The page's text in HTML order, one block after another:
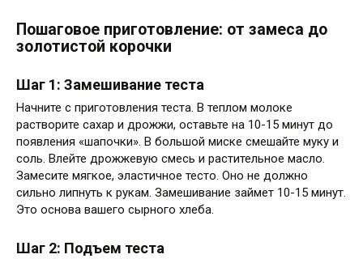
Пошаговое приготовление: от замеса до
золотистой корочки
Шаг 1: Замешивание теста
Начните с приготовления теста. В теплом молоке
растворите сахар и дрожжи, оставьте на 10-15 минут до
появления «шапочки». В большой миске смешайте муку и
соль. Влейте дрожжевую смесь и растительное масло.
Замесите мягкое, эластичное тесто. Оно не должно
сильно липнуть к рукам. Замешивание займет 10-15 минут.
Это основа вашего сырного хлеба.
Шаг 2: Подъем теста